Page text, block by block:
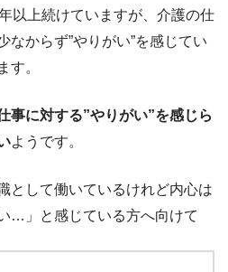
以上続けていますが、介護の仕
なからず”やりがい”を感じてい
す。
事に対する”やりがい”を感じら
ようです。
として働いているけれど内心は
…」と感じている方へ向けて